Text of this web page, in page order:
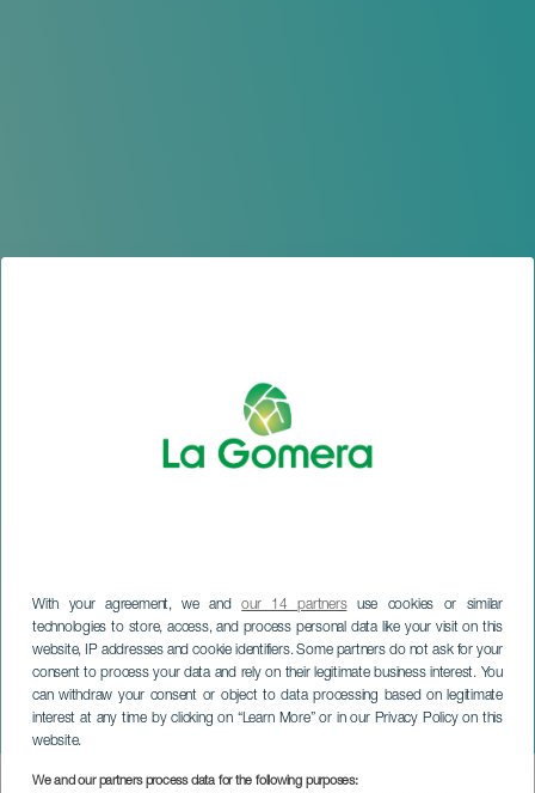
With your agreement, we andour 14 partnersuse cookies or similar
technologies to store, access, and process personal data like your visit on this
website, IP addresses and cookie identifiers. Some partners do not ask for your
consent to process your data and rely on their legitimate business interest. You
can withdraw your consent or object to data processing based on legitimate
interest at any time by clicking on “Learn More” or in our Privacy Policy on this
website.
We and our partners process data for the following purposes:
Lenguas de Lava
LA GOMERA
Imagen